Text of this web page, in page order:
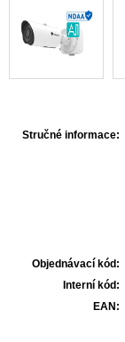
Stručné informace:
Objednávací kód:
Interní kód:
EAN: